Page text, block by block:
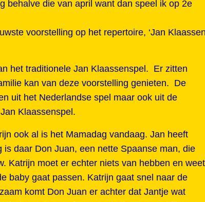
behalve die van april want dan speel ik op 2e
voorstelling op het repertoire, ‘Jan
het traditionele Jan Klaassenspel. Er zitten
kan van deze voorstelling genieten. De
uit het Nederlandse spel maar ook uit de
Klaassenspel.
ook al is het Mamadag vandaag. Jan heeft
daar Don Juan, een nette Spaanse man, die
Katrijn moet er echter niets van hebben en weet
baby gaat passen. Katrijn gaat snel naar de
komt Don Juan er achter dat Jantje wat